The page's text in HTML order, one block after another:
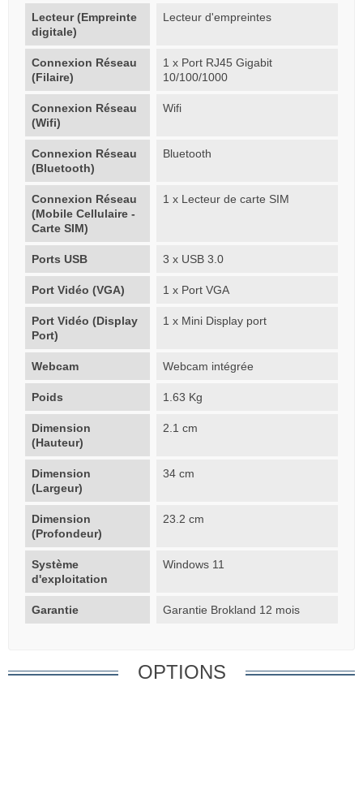
Lecteur (Empreinte
digitale)
Lecteur d'empreintes
Connexion Réseau
(Filaire)
1 x Port RJ45 Gigabit
10/100/1000
Connexion Réseau
(Wifi)
Wifi
Connexion Réseau
(Bluetooth)
Bluetooth
Connexion Réseau
(Mobile Cellulaire -
Carte SIM)
1 x Lecteur de carte SIM
Ports USB 3 x USB 3.0
Port Vidéo (VGA) 1 x Port VGA
Port Vidéo (Display
Port)
1 x Mini Display port
Webcam Webcam intégrée
Poids 1.63 Kg
Dimension
(Hauteur)
2.1 cm
Dimension
(Largeur)
34 cm
Dimension
(Profondeur)
23.2 cm
Système
d'exploitation
Windows 11
Garantie Garantie Brokland 12 mois
OPTIONS